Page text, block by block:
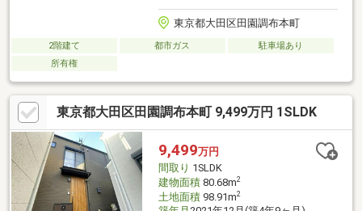
東京都大田区田園調布本町
2階建て 都市ガス
駐車場あり
所有権
東京都大田区田園調布本町 9,499万円 1SLDK
9,499万円
間取り 1SLDK
建物面積80.68m2
土地面積98.91m2